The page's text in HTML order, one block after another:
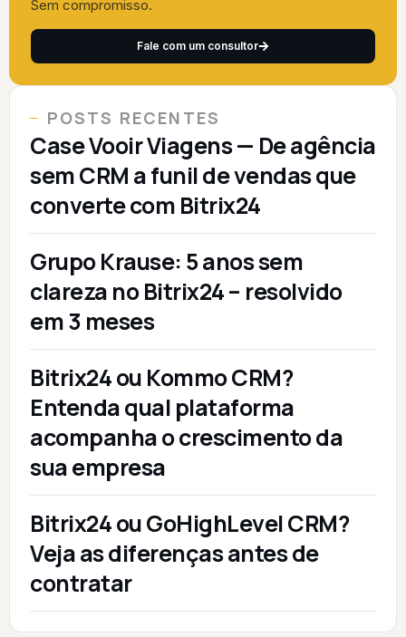
Sem compromisso.
Fale com um consultor
POSTS RECENTES
Case Vooir Viagens — De agência
sem CRM a funil de vendas que
converte com Bitrix24
Grupo Krause: 5 anos sem
clareza no Bitrix24 – resolvido
em 3 meses
Bitrix24 ou Kommo CRM?
Entenda qual plataforma
acompanha o crescimento da
sua empresa
Bitrix24 ou GoHighLevel CRM?
Veja as diferenças antes de
contratar